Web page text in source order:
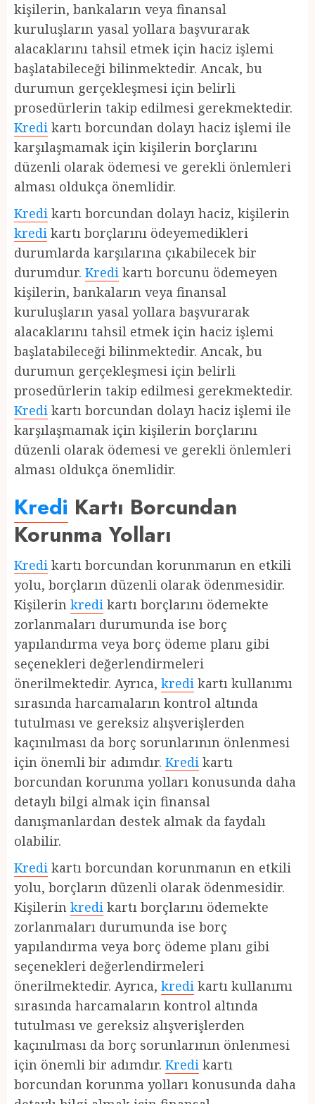
kişilerin, bankaların veya finansal
kuruluşların yasal yollara başvurarak
alacaklarını tahsil etmek için haciz işlemi
başlatabileceği bilinmektedir. Ancak, bu
durumun gerçekleşmesi için belirli
prosedürlerin takip edilmesi gerekmektedir.
Kredi kartı borcundan dolayı haciz işlemi ile
karşılaşmamak için kişilerin borçlarını
düzenli olarak ödemesi ve gerekli önlemleri
alması oldukça önemlidir.
Kredi kartı borcundan dolayı haciz, kişilerin
kredi kartı borçlarını ödeyemedikleri
durumlarda karşılarına çıkabilecek bir
durumdur. Kredi kartı borcunu ödemeyen
kişilerin, bankaların veya finansal
kuruluşların yasal yollara başvurarak
alacaklarını tahsil etmek için haciz işlemi
başlatabileceği bilinmektedir. Ancak, bu
durumun gerçekleşmesi için belirli
prosedürlerin takip edilmesi gerekmektedir.
Kredi kartı borcundan dolayı haciz işlemi ile
karşılaşmamak için kişilerin borçlarını
düzenli olarak ödemesi ve gerekli önlemleri
alması oldukça önemlidir.
Kredi Kartı Borcundan
Korunma Yolları
Kredi kartı borcundan korunmanın en etkili
yolu, borçların düzenli olarak ödenmesidir.
Kişilerin kredi kartı borçlarını ödemekte
zorlanmaları durumunda ise borç
yapılandırma veya borç ödeme planı gibi
seçenekleri değerlendirmeleri
önerilmektedir. Ayrıca, kredi kartı kullanımı
sırasında harcamaların kontrol altında
tutulması ve gereksiz alışverişlerden
kaçınılması da borç sorunlarının önlenmesi
için önemli bir adımdır. Kredi kartı
borcundan korunma yolları konusunda daha
detaylı bilgi almak için finansal
danışmanlardan destek almak da faydalı
olabilir.
Kredi kartı borcundan korunmanın en etkili
yolu, borçların düzenli olarak ödenmesidir.
Kişilerin kredi kartı borçlarını ödemekte
zorlanmaları durumunda ise borç
yapılandırma veya borç ödeme planı gibi
seçenekleri değerlendirmeleri
önerilmektedir. Ayrıca, kredi kartı kullanımı
sırasında harcamaların kontrol altında
tutulması ve gereksiz alışverişlerden
kaçınılması da borç sorunlarının önlenmesi
için önemli bir adımdır. Kredi kartı
borcundan korunma yolları konusunda daha